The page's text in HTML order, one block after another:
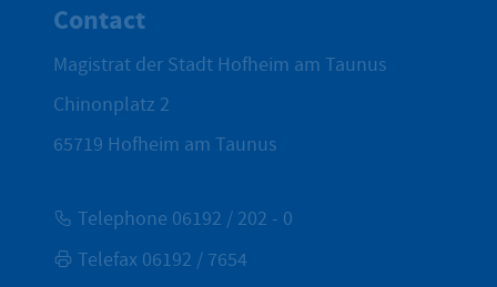
Contact
Magistrat der Stadt Hofheim am Taunus
Chinonplatz 2
65719 Hofheim am Taunus
Telephone 06192 / 202 - 0
Telefax 06192 / 7654